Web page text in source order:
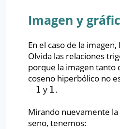
Imagen y
En el caso de la imagen,
Olvida las relaciones
porque la imagen tanto
coseno hiperbólico no
−1
−1 y 1
1.
Mirando nuevamente
seno, tenemos: